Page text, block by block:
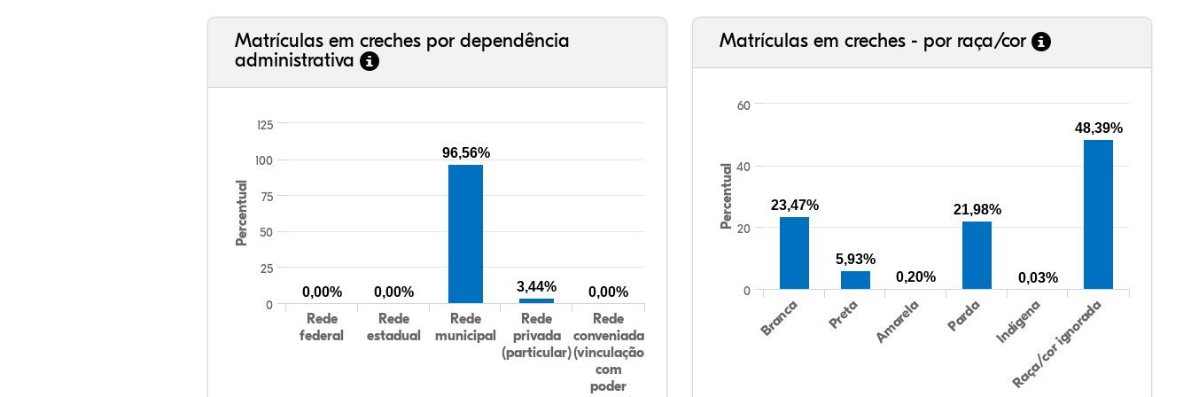
Matrículas em creches por dependência
administrativa
Percentual
Rede
federal
Rede
estadual
Rede
municipal
Rede
privada
(particular)
Rede
conveniada
(vinculação
com
poder
0
25
50
75
100
125
0,00% 0,00%
96,56%
3,44% 0,00%
Matrículas em creches - por raça/cor
Percentual
Branca Preta Amarela Parda Indígena
Raça/cor ignorada
0
20
40
60
23,47%
5,93%
0,20%
21,98%
0,03%
48,39%